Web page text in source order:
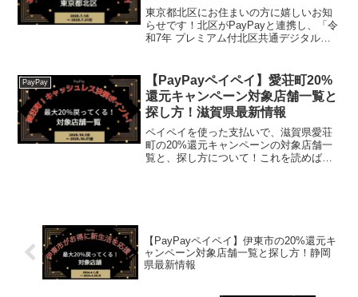
東京都北区にお住まいの方に嬉しいお知
らせです！北区がPayPayと連携し、「令
和7年 プレミアム付北区共通デジタル商
分の商品券が買える、とってもお得な企
画...
PayPay
【PayPayペイペイ】愛荘町20%
還元キャンペーン対象店舗一覧と
探し方！滋賀県最新情報
ペイペイを使った支払いで、滋賀県愛荘
町の20%還元キャンペーンの対象店舗一
覧と、探し方について！これを読めば、
【PayPayペイペイ】伊東市の20%還元キ
ャンペーン対象店舗一覧と探し方！静岡
県最新情報